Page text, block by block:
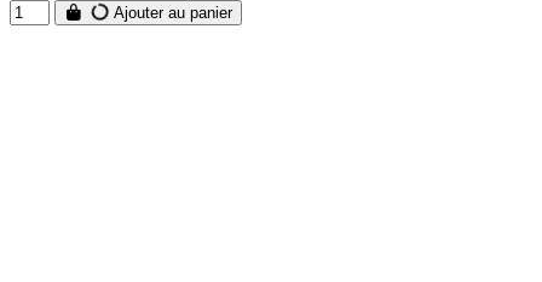
Ajouter au panier